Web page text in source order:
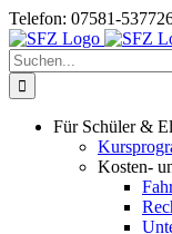
Zum
Inhalt
springen
Telefon: 07581-
Suche
nach:
Für Schüler &
Kosten-